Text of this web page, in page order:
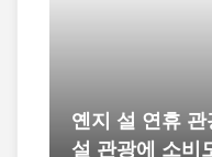
옌지 설 연휴
설 관광에 소비